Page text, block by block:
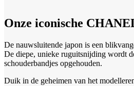
Onze iconische
De nauwsluitende japon is een
De diepe, unieke ruguitsnijding wordt
schouderbandjes opgehouden.
Duik in de geheimen van het